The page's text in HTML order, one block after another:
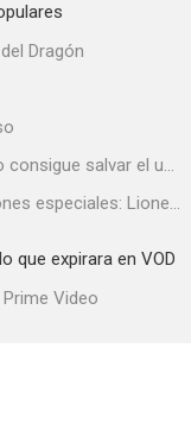
Dragón
Stuart no consigue salvar el universo
Operaciones especiales: Lioness
que expirara en VOD
Video